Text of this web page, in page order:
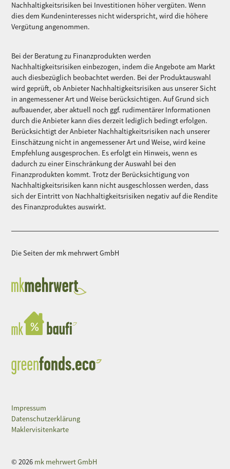
Nachhaltigkeitsrisiken bei Investitionen höher vergüten. Wenn
dies dem Kundeninteresses nicht widerspricht, wird die höhere
Vergütung angenommen.
Bei der Beratung zu Finanzprodukten werden
Nachhaltigkeitsrisiken einbezogen, indem die Angebote am Markt
auch diesbezüglich beobachtet werden. Bei der Produktauswahl
wird geprüft, ob Anbieter Nachhaltigkeitsrisiken aus unserer Sicht
in angemessener Art und Weise berücksichtigen. Auf Grund sich
aufbauender, aber aktuell noch ggf. rudimentärer Informationen
durch die Anbieter kann dies derzeit lediglich bedingt erfolgen.
Berücksichtigt der Anbieter Nachhaltigkeitsrisiken nach unserer
Einschätzung nicht in angemessener Art und Weise, wird keine
Empfehlung ausgesprochen. Es erfolgt ein Hinweis, wenn es
dadurch zu einer Einschränkung der Auswahl bei den
Finanzprodukten kommt. Trotz der Berücksichtigung von
Nachhaltigkeitsrisiken kann nicht ausgeschlossen werden, dass
sich der Eintritt von Nachhaltigkeitsrisiken negativ auf die Rendite
des Finanzproduktes auswirkt.
Die Seiten der mk mehrwert GmbH
Impressum
Datenschutzerklärung
Maklervisitenkarte
© 2026 mk mehrwert GmbH